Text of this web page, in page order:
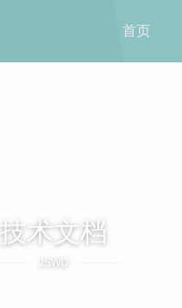
首页
技术文档
JSWD